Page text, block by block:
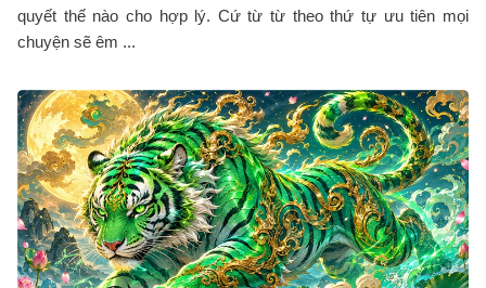
quyết thế nào cho hợp lý. Cứ từ từ theo thứ tự ưu tiên mọi
chuyện sẽ êm ...